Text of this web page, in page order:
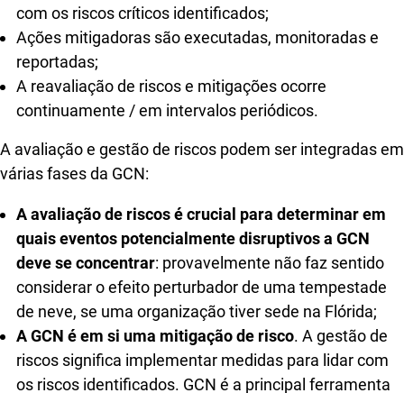
com os riscos críticos identificados;
Ações mitigadoras são executadas, monitoradas e
reportadas;
A reavaliação de riscos e mitigações ocorre
continuamente / em intervalos periódicos.
A avaliação e gestão de riscos podem ser integradas em
várias fases da GCN:
A avaliação de riscos é crucial para determinar em
quais eventos potencialmente disruptivos a GCN
deve se concentrar: provavelmente não faz sentido
considerar o efeito perturbador de uma tempestade
de neve, se uma organização tiver sede na Flórida;
A GCN é em si uma mitigação de risco. A gestão de
riscos significa implementar medidas para lidar com
os riscos identificados. GCN é a principal ferramenta